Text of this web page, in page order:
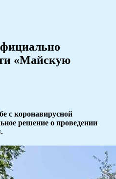
«Майскую
с коронавирусной
решение о проведении